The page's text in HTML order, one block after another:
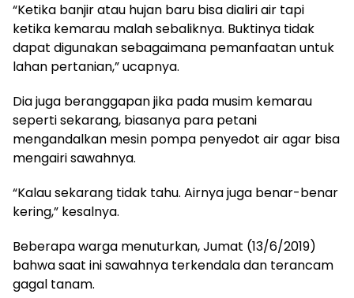
“Ketika banjir atau hujan baru bisa dialiri air tapi
ketika kemarau malah sebaliknya. Buktinya tidak
dapat digunakan sebagaimana pemanfaatan untuk
lahan pertanian,” ucapnya.
Dia juga beranggapan jika pada musim kemarau
seperti sekarang, biasanya para petani
mengandalkan mesin pompa penyedot air agar bisa
mengairi sawahnya.
“Kalau sekarang tidak tahu. Airnya juga benar-benar
kering,” kesalnya.
Beberapa warga menuturkan, Jumat (13/6/2019)
bahwa saat ini sawahnya terkendala dan terancam
gagal tanam.